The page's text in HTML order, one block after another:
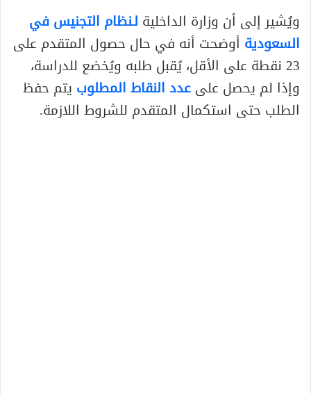
ويُشير إلى أن وزارة الداخلية لـنظام التجنيس في
السعودية أوضحت أنه في حال حصول المتقدم على
23 نقطة على الأقل، يُقبل طلبه ويُخضع للدراسة،
وإذا لم يحصل علىعدد النقاط المطلوب يتم حفظ
الطلب حتى استكمال المتقدم للشروط اللازمة.